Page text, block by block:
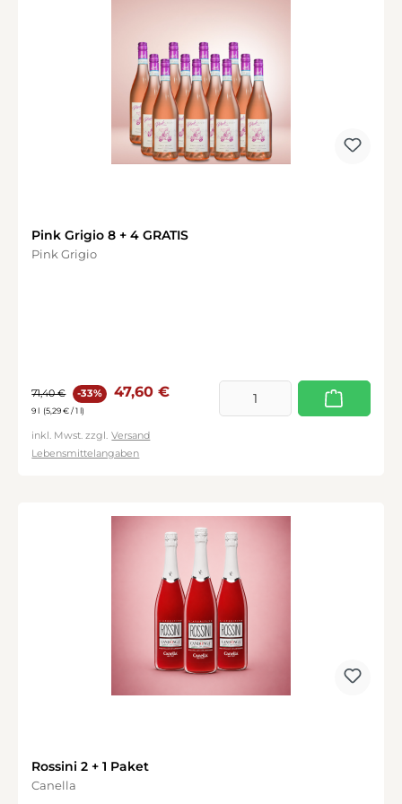
Pink Grigio 8 + 4 GRATIS
Pink Grigio
Verkaufspreis:
Regulärer Preis:
71,40 € -33% 47,60 €
9 l (5,29 € / 1 l)
inkl. Mwst. zzgl. Versand
Lebensmittelangaben
Rossini 2 + 1 Paket
Canella